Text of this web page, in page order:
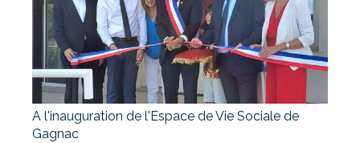
A l'inauguration de l'Espace de Vie Sociale de
Gagnac